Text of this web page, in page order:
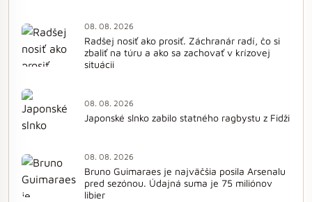
08. 08. 2026
Radšej nosiť ako prosiť. Záchranár radí, čo si
zbaliť na túru a ako sa zachovať v krízovej
situácii
08. 08. 2026
Japonské slnko zabilo statného ragbystu z Fidži
08. 08. 2026
Bruno Guimaraes je najväčšia posila Arsenalu
pred sezónou. Údajná suma je 75 miliónov
libier